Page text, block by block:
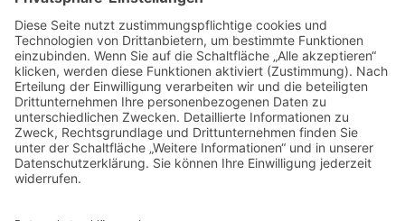
Im Unterried
67489 Kirrweiler
Rechtliches
Impressum